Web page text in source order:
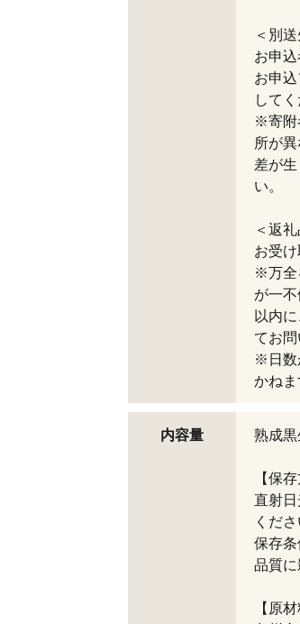
＜別
お申
お申
してく
※寄附
所が
差が
い。
＜返
お受
※万全
が一
以内
てお問
※日数
かねま
内容量 熟成
【保
直射
くださ
保存条
品質に
【原